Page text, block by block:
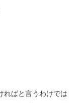
ればと言うわけでは